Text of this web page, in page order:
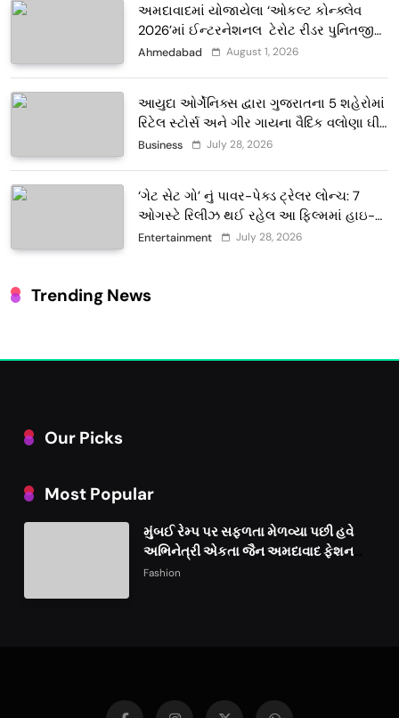
અમદાવાદમાં યોજાયેલા ‘ઓકલ્ટ કોન્ક્લેવ
2026’માં ઈન્ટરનેશનલ ટેરોટ રીડર પુનિતજી
લુલ્લા એ ટેરોટ કાર્ડ રીડિંગ અંગે માહિતી આપી
Ahmedabad August 1, 2026
આયુદા ઓર્ગેનિક્સ દ્વારા ગુજરાતના 5 શહેરોમાં
રિટેલ સ્ટોર્સ અને ગીર ગાયના વૈદિક વલોણા ઘી-
દૂધની શુદ્ધ સેવાઓ સાથે વ્યાપક વિસ્તરણ
Business July 28, 2026
‘ગેટ સેટ ગો’ નું પાવર-પેક્ડ ટ્રેલર લોન્ચ: 7
ઓગસ્ટે રિલીઝ થઈ રહેલ આ ફિલ્મમાં હાઇ-
ટેક VFX જોવા મળશે
Entertainment July 28, 2026
Trending News
Our Picks
Most Popular
મુંબઈ રેમ્પ પર સફળતા મેળવ્યા પછી હવે
અભિનેત્રી એકતા જૈન અમદાવાદ ફેશન
વીકમાં પોતાની પ્રતિભા પ્રદર્શિત કરશે
Fashion